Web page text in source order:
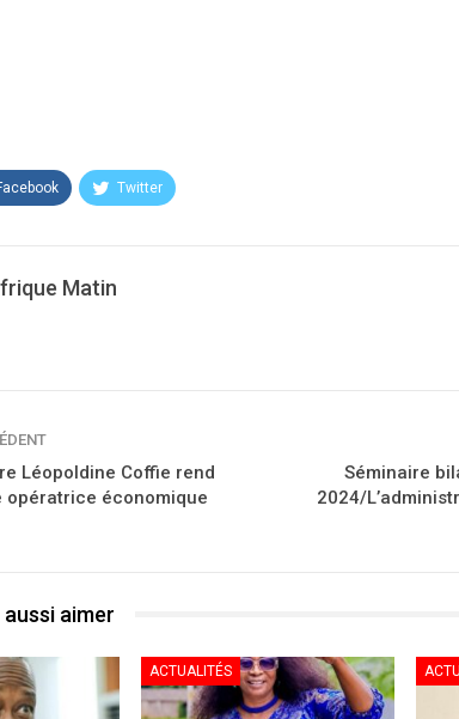
Twitter
Matin
Léopoldine Coffie rend
opératrice économique
Séminaire
2024/
aimer
ACTUALITÉS